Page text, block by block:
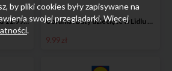
Moda dziecięca w Lidlu od 11.99 zł Ubrania i buty dziecięce w Lidlu Online od 9,99 zł
9.99 zł
by pliki cookies były zapisywane na
swojej przeglądarki. Więcej
.